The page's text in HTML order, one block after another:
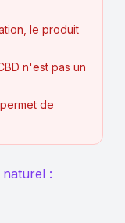
le produit
n'est pas un
de
naturel :